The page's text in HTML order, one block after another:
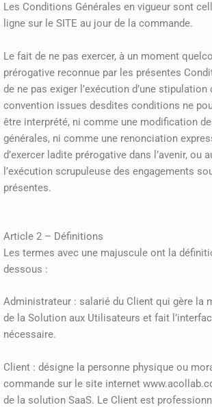
Les Conditions Générales en vigueur sont
ligne sur le SITE au jour de la commande.
Le fait de ne pas exercer, à un moment
prérogative reconnue par les présentes
de ne pas exiger l’exécution d’une
convention issues desdites conditions ne
être interprété, ni comme une modification
générales, ni comme une renonciation
d’exercer ladite prérogative dans l’avenir, ou
l’exécution scrupuleuse des engagements
présentes.
Article 2 – Définitions
Les termes avec une majuscule ont la
dessous :
Administrateur : salarié du Client qui gère la
de la Solution aux Utilisateurs et fait
nécessaire.
Client : désigne la personne physique ou
commande sur le site internet
de la solution SaaS. Le Client est